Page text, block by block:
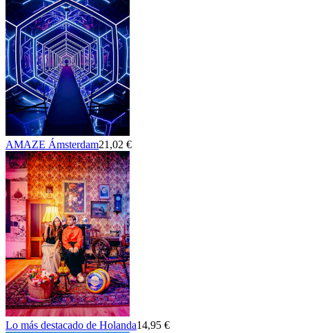
AMAZE Ámsterdam21,02 €
Lo más destacado de Holanda14,95 €